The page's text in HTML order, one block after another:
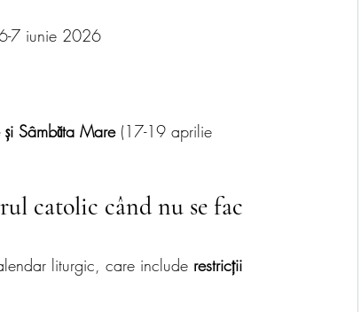
7 iunie 2026
Sâmbăta Mare (17-19 aprilie
catolic când nu se fac
liturgic, care include restricții